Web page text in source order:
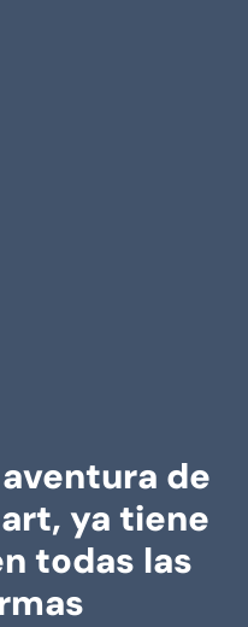
de
ya tiene
todas las